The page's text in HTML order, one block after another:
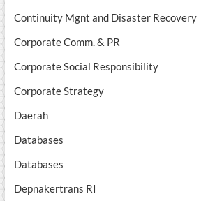
Continuity Mgnt and Disaster Recovery
Corporate Comm. & PR
Corporate Social Responsibility
Corporate Strategy
Daerah
Databases
Databases
Depnakertrans RI